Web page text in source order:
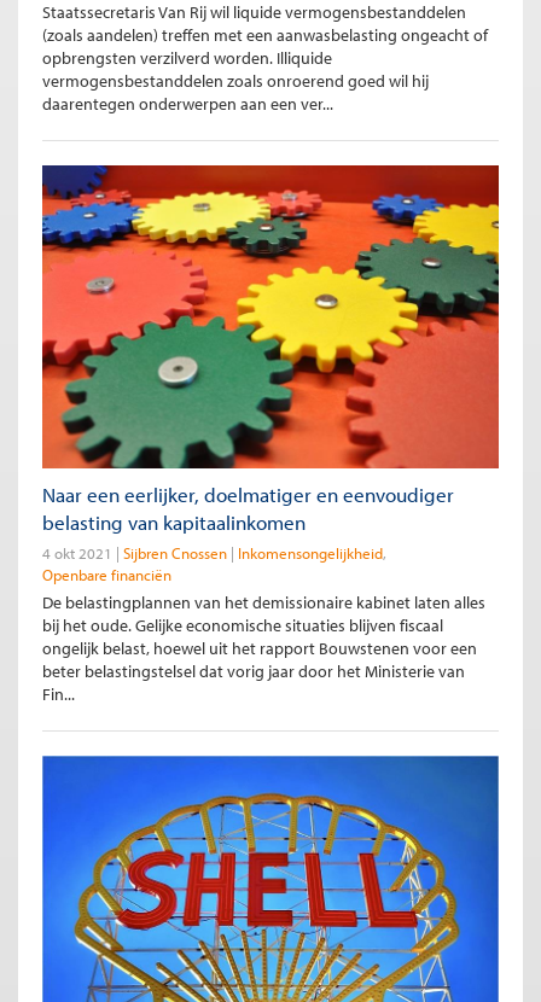
Staatssecretaris Van Rij wil liquide vermogensbestanddelen
(zoals aandelen) treffen met een aanwasbelasting ongeacht of
opbrengsten verzilverd worden. Illiquide
vermogensbestanddelen zoals onroerend goed wil hij
daarentegen onderwerpen aan een ver...
Naar een eerlijker, doelmatiger en eenvoudiger
belasting van kapitaalinkomen
4 okt 2021 Sijbren Cnossen
Inkomensongelijkheid
Openbare financiën
De belastingplannen van het demissionaire kabinet laten alles
bij het oude. Gelijke economische situaties blijven fiscaal
ongelijk belast, hoewel uit het rapport Bouwstenen voor een
beter belastingstelsel dat vorig jaar door het Ministerie van
Fin...